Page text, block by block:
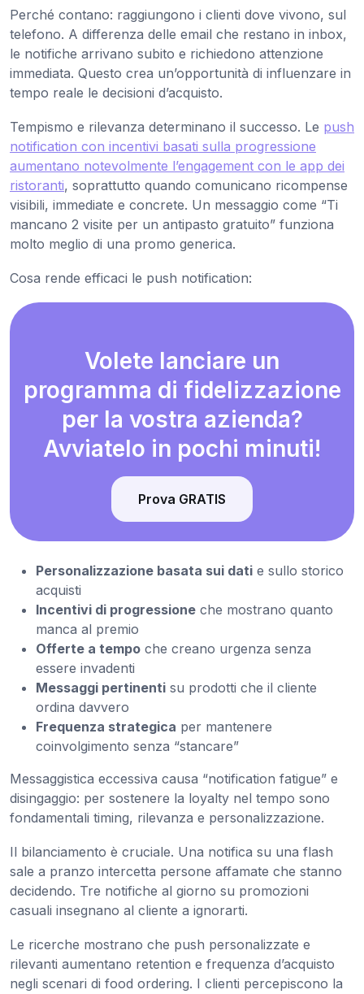
Perché contano: raggiungono i clienti dove vivono, sul
telefono. A differenza delle email che restano in inbox,
le notifiche arrivano subito e richiedono attenzione
immediata. Questo crea un’opportunità di influenzare in
tempo reale le decisioni d’acquisto.
Tempismo e rilevanza determinano il successo. Le push
notification con incentivi basati sulla progressione
aumentano notevolmente l’engagement con le app dei
ristoranti, soprattutto quando comunicano ricompense
visibili, immediate e concrete. Un messaggio come “Ti
mancano 2 visite per un antipasto gratuito” funziona
molto meglio di una promo generica.
Cosa rende efficaci le push notification:
Volete lanciare un
programma di fidelizzazione
per la vostra azienda?
Avviatelo in pochi minuti!
Prova GRATIS
Personalizzazione basata sui dati e sullo storico
acquisti
Incentivi di progressione che mostrano quanto
manca al premio
Offerte a tempo che creano urgenza senza
essere invadenti
Messaggi pertinenti su prodotti che il cliente
ordina davvero
Frequenza strategica per mantenere
coinvolgimento senza “stancare”
Messaggistica eccessiva causa “notification fatigue” e
disingaggio: per sostenere la loyalty nel tempo sono
fondamentali timing, rilevanza e personalizzazione.
Il bilanciamento è cruciale. Una notifica su una flash
sale a pranzo intercetta persone affamate che stanno
decidendo. Tre notifiche al giorno su promozioni
casuali insegnano al cliente a ignorarti.
Le ricerche mostrano che push personalizzate e
rilevanti aumentano retention e frequenza d’acquisto
negli scenari di food ordering. I clienti percepiscono la